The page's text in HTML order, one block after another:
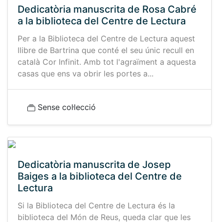
Dedicatòria manuscrita de Rosa Cabré
a la biblioteca del Centre de Lectura
Per a la Biblioteca del Centre de Lectura aquest
llibre de Bartrina que conté el seu únic recull en
català Cor Infinit. Amb tot l'agraïment a aquesta
casas que ens va obrir les portes a...
Sense col·lecció
Dedicatòria manuscrita de Josep
Baiges a la biblioteca del Centre de
Lectura
Si la Biblioteca del Centre de Lectura és la
biblioteca del Món de Reus, queda clar que les